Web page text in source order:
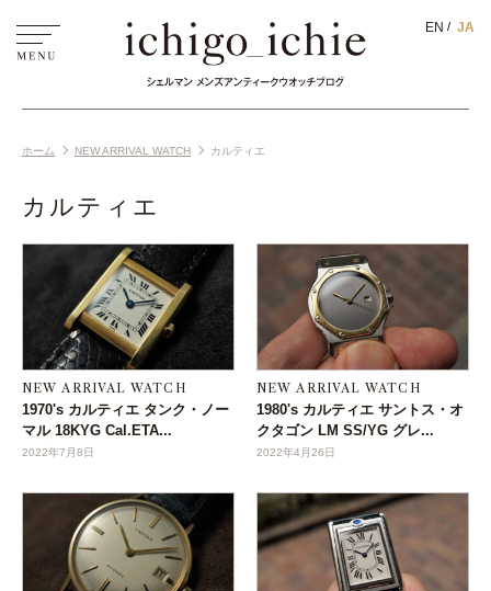
ホーム NEW ARRIVAL WATCH カルティエ
カルティエ
NEW ARRIVAL WATCH
1970's カルティエ タンク・ノー
マル 18KYG Cal.ETA...
2022年7月8日
NEW ARRIVAL WATCH
1980's カルティエ サントス・オ
クタゴン LM SS/YG グレ...
2022年4月26日
EN JA